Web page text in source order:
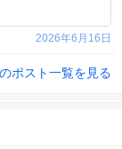
2026年6月16日
のポスト一覧を見る